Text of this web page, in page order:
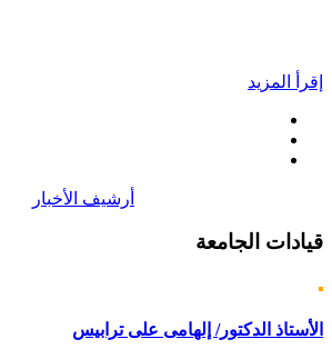
إقرأ المزيد
أرشيف الأخبار
قيادات الجامعة
الأستاذ الدكتور/ إلهامى على ترابيس